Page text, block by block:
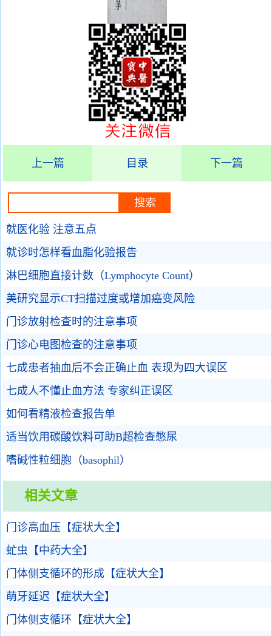
上一篇 目录 下一篇
就医化验 注意五点
就诊时怎样看血脂化验报告
淋巴细胞直接计数（Lymphocyte Count）
美研究显示CT扫描过度或增加癌变风险
门诊放射检查时的注意事项
门诊心电图检查的注意事项
七成患者抽血后不会正确止血 表现为四大误区
七成人不懂止血方法 专家纠正误区
如何看精液检查报告单
适当饮用碳酸饮料可助B超检查憋尿
嗜碱性粒细胞（basophil）
相关文章
门诊高血压【症状大全】
虻虫【中药大全】
门体侧支循环的形成【症状大全】
萌牙延迟【症状大全】
门体侧支循环【症状大全】